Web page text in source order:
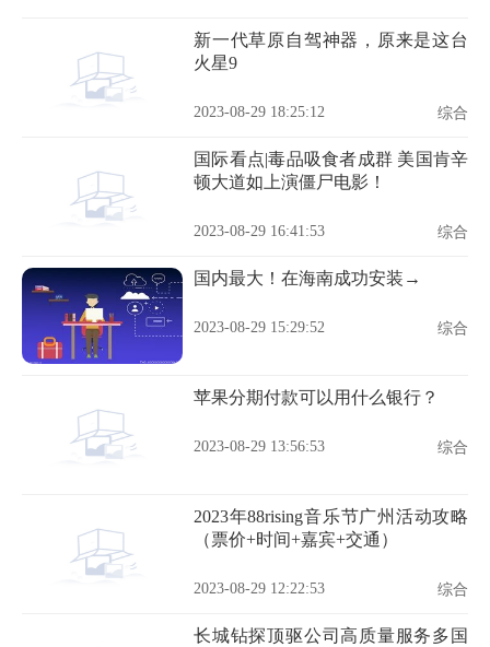
新一代草原自驾神器，原来是这台
火星9
2023-08-29 18:25:12 综合
国际看点|毒品吸食者成群 美国肯辛
顿大道如上演僵尸电影！
2023-08-29 16:41:53 综合
国内最大！在海南成功安装→
2023-08-29 15:29:52 综合
苹果分期付款可以用什么银行？
2023-08-29 13:56:53 综合
2023年88rising音乐节广州活动攻略
（票价+时间+嘉宾+交通）
2023-08-29 12:22:53 综合
长城钻探顶驱公司高质量服务多国